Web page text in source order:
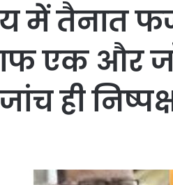
में तैनात
एक और
ही